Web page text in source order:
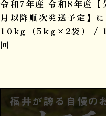
令和7年産 令和8年産
月以降順次発送予定】
10kg（5kg×2袋） /
回